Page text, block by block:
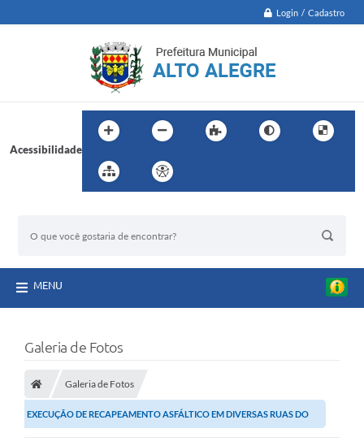
Login / Cadastro
Acessibilidade
MENU
Galeria de Fotos
Galeria de Fotos
EXECUÇÃO DE RECAPEAMENTO ASFÁLTICO EM DIVERSAS RUAS DO